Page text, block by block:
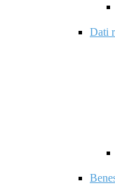
Dati